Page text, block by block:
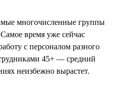
многочисленные группы
Самое время уже сейчас
с персоналом разного
45+ — средний
неизбежно вырастет.